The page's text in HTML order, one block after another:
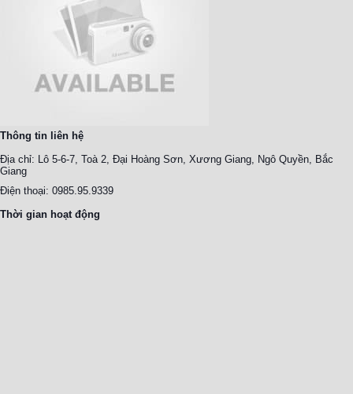
Thông tin liên hệ
Địa chỉ: Lô 5-6-7, Toà 2, Đại Hoàng Sơn, Xương Giang, Ngô Quyền, Bắc
Giang
Điện thoại: 0985.95.9339
Thời gian hoạt động